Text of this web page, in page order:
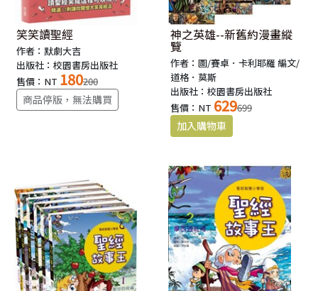
笑笑讀聖經
作者：默劇大吉
出版社：校園書房出版社
售價：NT 180200
商品停版，無法購買
神之英雄--新舊約漫畫縱
覽
作者：圖/賽卓．卡利耶羅 編文/
道格．莫斯
出版社：校園書房出版社
售價：NT 629699